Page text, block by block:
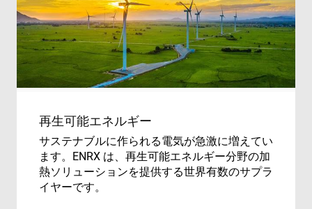
再生可能エネルギー
サステナブルに作られる電気が急激に増えてい
ます。ENRX は、再生可能エネルギー分野の加
熱ソリューションを提供する世界有数のサプラ
イヤーです。